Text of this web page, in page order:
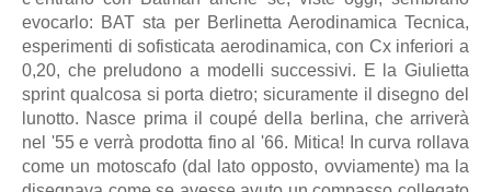
evocarlo: BAT sta per Berlinetta Aerodinamica Tecnica,
esperimenti di sofisticata aerodinamica, con Cx inferiori a
0,20, che preludono a modelli successivi. E la Giulietta
sprint qualcosa si porta dietro; sicuramente il disegno del
lunotto. Nasce prima il coupé della berlina, che arriverà
nel '55 e verrà prodotta fino al '66. Mitica! In curva rollava
come un motoscafo (dal lato opposto, ovviamente) ma la